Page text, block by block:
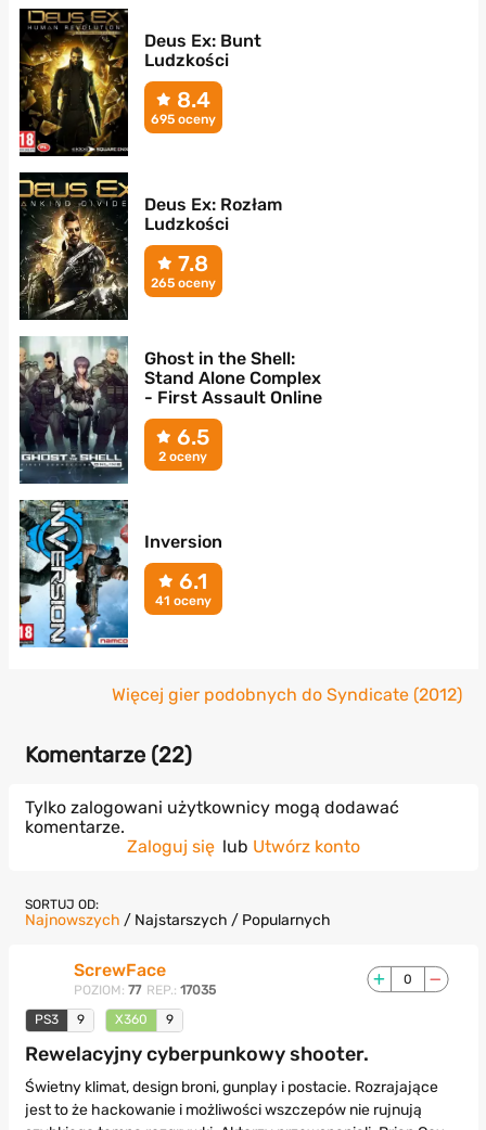
Deus Ex: Bunt
Ludzkości
8.4
695 oceny
Deus Ex: Rozłam
Ludzkości
7.8
265 oceny
Ghost in the Shell:
Stand Alone Complex
- First Assault Online
6.5
2 oceny
Inversion
6.1
41 oceny
Więcej gier podobnych do Syndicate (2012)
Komentarze (22)
Tylko zalogowani użytkownicy mogą dodawać
komentarze.
Zaloguj się lub Utwórz konto
SORTUJ OD:
Najnowszych / Najstarszych / Popularnych
ScrewFace
POZIOM: 77 REP.: 17035
0
PS3 9 X360 9
Rewelacyjny cyberpunkowy shooter.
Świetny klimat, design broni, gunplay i postacie. Rozrajające
jest to że hackowanie i możliwości wszczepów nie rujnują